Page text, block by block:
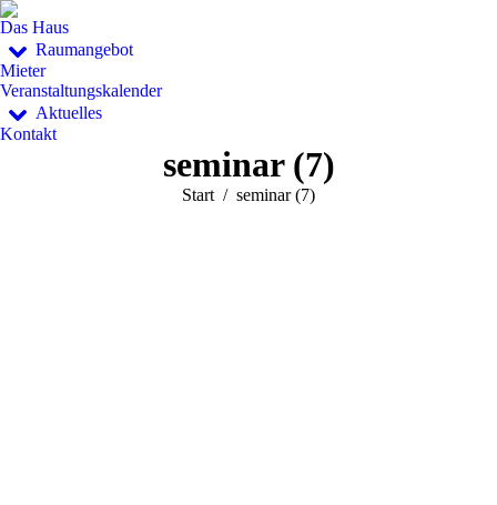
Das Haus
Raumangebot
Mieter
Veranstaltungskalender
Aktuelles
Kontakt
seminar (7)
Sie befinden sich hier:
Start seminar (7)